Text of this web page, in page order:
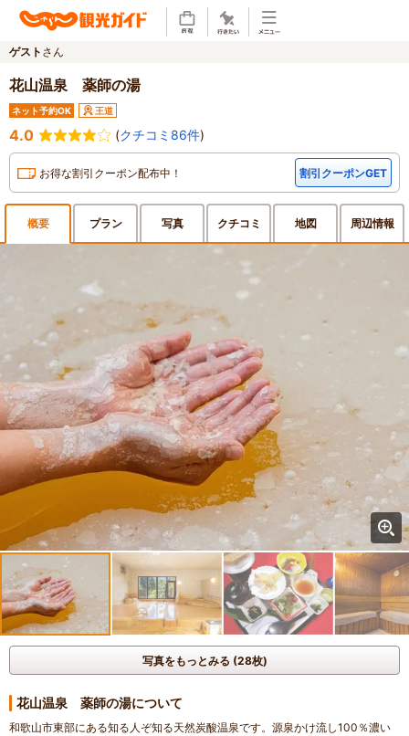
ゲスト さん
花山温泉 薬師の湯
ネット予約OK 王道
4.0 (クチコミ86件)
お得な割引クーポン配布中！ 割引クーポンGET
概要 プラン 写真 クチコミ 地図 周辺情報
写真をもっとみる (28枚)
花山温泉 薬師の湯について
和歌山市東部にある知る人ぞ知る天然炭酸温泉です。源泉かけ流し100％濃い